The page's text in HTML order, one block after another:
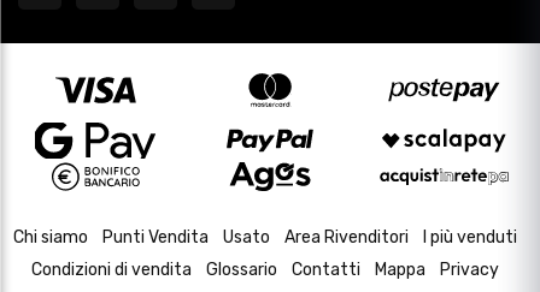
Chi siamo Punti Vendita Usato Area Rivenditori
I più venduti
Condizioni di vendita
Glossario Contatti Mappa Privacy